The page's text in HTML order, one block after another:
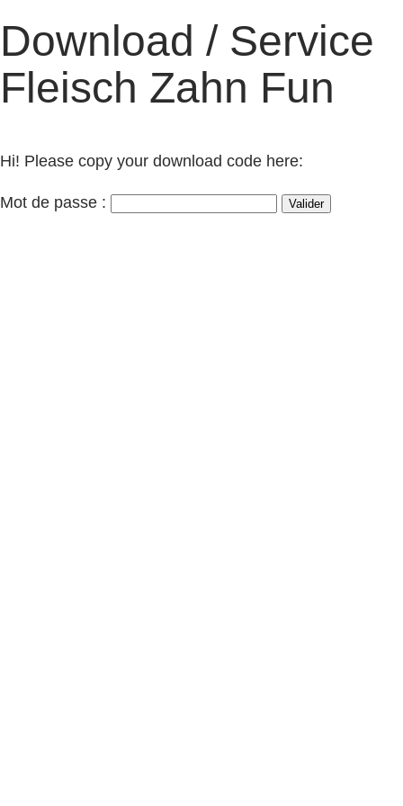
Aller
au
contenu
Download / Service
Fleisch Zahn Fun
Hi! Please copy your download code here:
Mot de passe :